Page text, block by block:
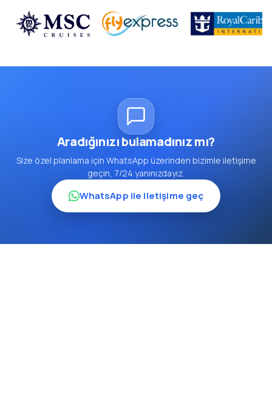
Aradığınızı bulamadınız mı?
Size özel planlama için WhatsApp üzerinden bizimle iletişime
geçin, 7/24 yanınızdayız.
WhatsApp ile iletişime geç